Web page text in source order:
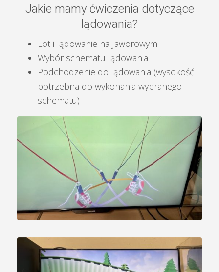
Jakie mamy ćwiczenia dotyczące
lądowania?
Lot i lądowanie na Jaworowym
Wybór schematu lądowania
Podchodzenie do lądowania (wysokość
potrzebna do wykonania wybranego
schematu)